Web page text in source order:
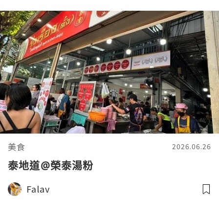
美食 2026.06.26
泰地道@榮泰湯粉
Falav